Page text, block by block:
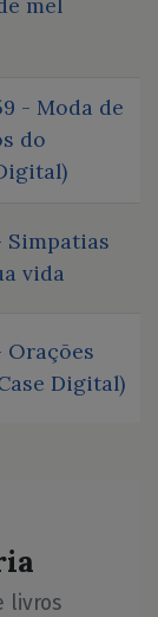
- Moda de
do
Simpatias
vida
Orações
Digital)
livros